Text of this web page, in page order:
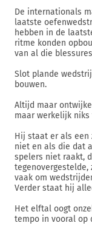
De internationals
laatste
hebben in de
ritme konden
van al die
Slot plande
bouwen.
Altijd maar
maar werkelijk niks
Hij staat er als een
niet en als die dat
spelers niet raakt,
vaak om
Verder staat hij
Het elftal oogt
tempo in vooral op